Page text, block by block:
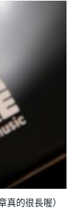
真的很長喔）